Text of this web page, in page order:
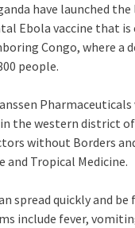
have launched
Ebola vaccine that is
Congo, where a
people.
Pharmaceuticals
the western district of
without Borders
and Tropical Medicine.
spread quickly and
include fever,